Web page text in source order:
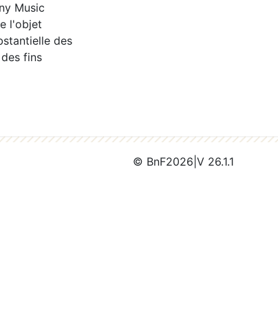
Music
l'objet
des
fins
© BnF2026 V 26.1.1